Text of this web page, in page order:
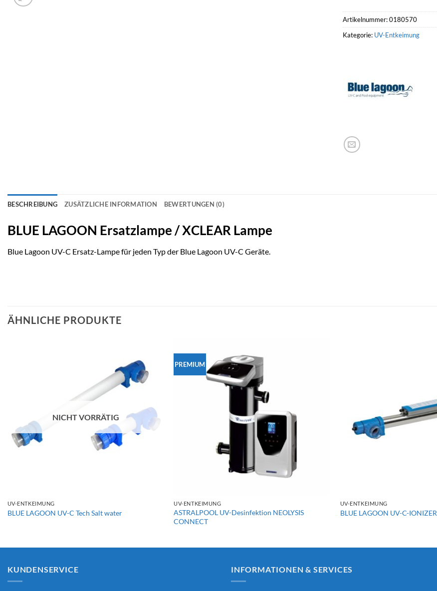
Artikelnummer:0180570
Kategorie: UV-Entkeimung
BESCHREIBUNG ZUSÄTZLICHE INFORMATION BEWERTUNGEN (0)
BLUE LAGOON Ersatzlampe / XCLEAR Lampe
Blue Lagoon UV-C Ersatz-Lampe für jeden Typ der Blue Lagoon UV-C Geräte.
ÄHNLICHE PRODUKTE
NICHT VORRÄTIG
UV-ENTKEIMUNG
BLUE LAGOON UV-C Tech Salt water
PREMIUM
UV-ENTKEIMUNG
ASTRALPOOL UV-Desinfektion NEOLYSIS
CONNECT
UV-ENTKEIMUNG
BLUE LAGOON UV-C-IONIZER
KUNDENSERVICE INFORMATIONEN & SERVICES